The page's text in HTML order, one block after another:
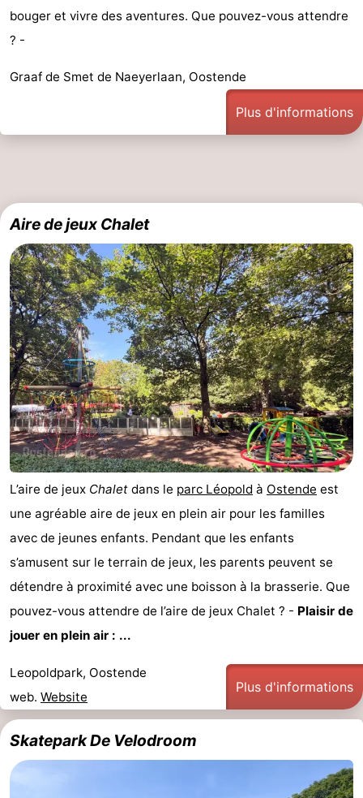
bouger et vivre des aventures. Que pouvez-vous attendre
? -
Graaf de Smet de Naeyerlaan, Oostende
Plus d'informations
Aire de jeux Chalet
L’aire de jeux Chalet dans le parc Léopold à Ostende est
une agréable aire de jeux en plein air pour les familles
avec de jeunes enfants. Pendant que les enfants
s’amusent sur le terrain de jeux, les parents peuvent se
détendre à proximité avec une boisson à la brasserie. Que
pouvez-vous attendre de l’aire de jeux Chalet ? - Plaisir de
jouer en plein air : ...
Leopoldpark, Oostende
web. Website
Plus d'informations
Skatepark De Velodroom